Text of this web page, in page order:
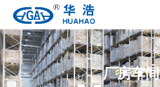
厂房车间